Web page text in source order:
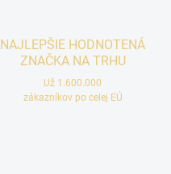
NAJLEPŠIE HODNOTENÁ
ZNAČKA NA TRHU
Už 1.600.000
zákazníkov po celej EÚ